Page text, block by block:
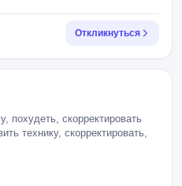
Откликнуться
скорректировать
технику, скорректировать,